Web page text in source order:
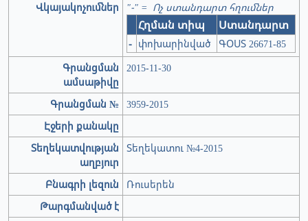
Վկայակոչումներ "-" = Ոչ ստանդարտ հղումներ
Հղման տիպ Ստանդարտ
- փոխարինված
ԳՕՍՏ 26671-85
Գրանցման
ամսաթիվը
2015-11-30
Գրանցման №
3959-2015
Էջերի քանակը
Տեղեկատվության
աղբյուր
Տեղեկատու №4-2015
Բնագրի լեզուն
Ռուսերեն
Թարգմանված է